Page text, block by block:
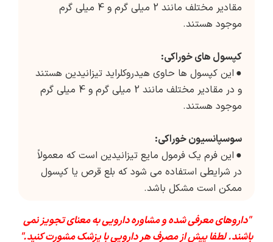
مقادیر مختلف مانند 2 میلی گرم و 4 میلی گرم
موجود هستند.
کپسول های خوراکی:
● این کپسول ها حاوی هیدروکلراید تیزانیدین هستند
و در مقادیر مختلف مانند 2 میلی گرم و 4 میلی گرم
موجود هستند.
سوسپانسیون خوراکی:
● این فرم یک فرمول مایع تیزانیدین است که معمولاً
در شرایطی استفاده می شود که بلع قرص یا کپسول
ممکن است مشکل باشد.
"داروهای معرفی شده و مشاوره دارویی به معنای تجویز نمی
باشند. لطفا پیش از مصرف هر دارویی با پزشک مشورت کنید."